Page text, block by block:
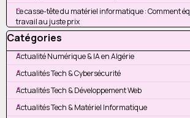
Le casse-tête du matériel informatique : Comment
travail au juste prix
Sauter le bloc Catégories
Catégories
Actualité Numérique & IA en Algérie
Actualités Tech & Cybersécurité
Actualités Tech & Développement Web
Actualités Tech & Matériel Informatique